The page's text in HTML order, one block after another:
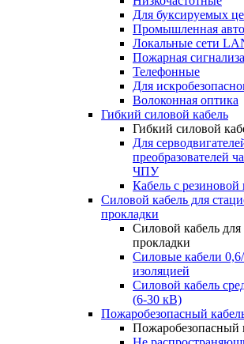
Для буксируемых
Промышленная
Локальные сети
Пожарная
Телефонные
Для
Волоконная оптика
Гибкий силовой кабель
Гибкий силовой
Для
преобразователей
ЧПУ
Кабель с резиновой
Силовой кабель для
прокладки
Силовой кабель
прокладки
Силовые кабели
изоляцией
Силовой кабель
(6-30 кВ)
Пожаробезопасный
Пожаробезопасный